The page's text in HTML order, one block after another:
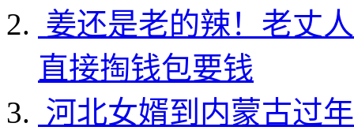
姜还是老的辣！老丈
直接掏钱包要钱
河北女婿到内蒙古过